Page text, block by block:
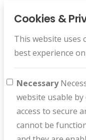
Cookies &
This website uses
best experience
Necessary
website usable
access to secure
cannot be